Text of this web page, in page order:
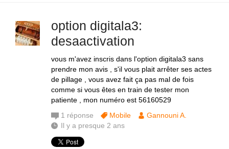
option digitala3:
desaactivation
vous m'avez inscris dans l'option digitala3 sans
prendre mon avis , s'il vous plait arrêter ses actes
de pillage , vous avez fait ça pas mal de fois
comme si vous êtes en train de tester mon
patiente , mon numéro est 56160529
1 réponse Mobile
Gannouni A.
Il y a presque 2 ans